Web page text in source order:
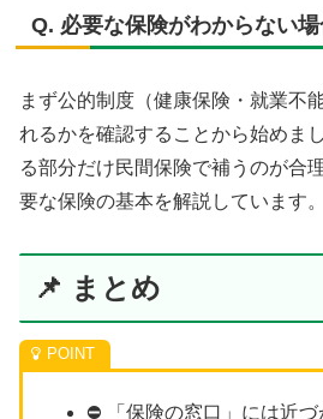
Q. 必要な保険がわからない場
まず公的制度（健康保険・就業不
れるかを確認することから始めま
る部分だけ民間保険で補うのが合
要な保険の基本を解説しています。
📌 まとめ
⛔ 「保険の窓口」には近